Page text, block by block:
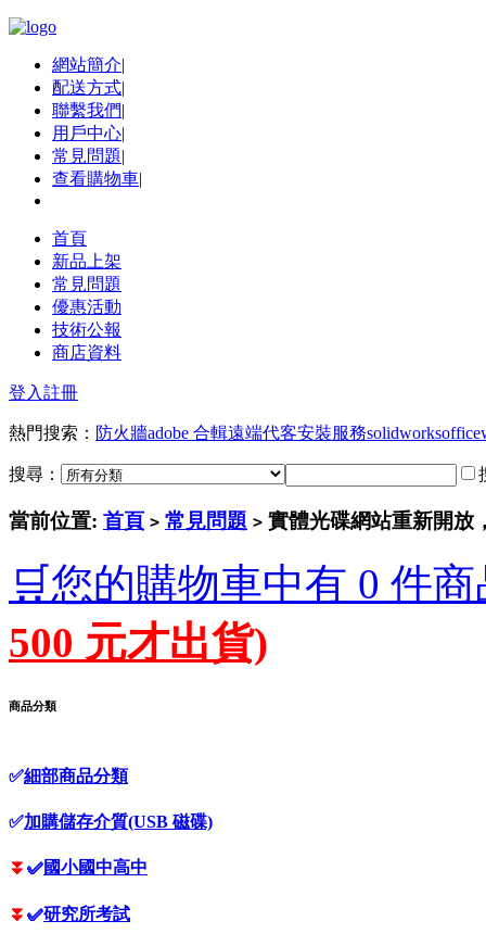
網站簡介|
配送方式|
聯繫我們|
用戶中心|
常見問題|
查看購物車|
首頁
新品上架
常見問題
優惠活動
技術公報
商店資料
登入註冊
熱門搜索： 防火牆adobe 合輯遠端代客安裝服務solidworksoffice
搜尋：
當前位置: 首頁 > 常見問題 > 實體光碟網站重新開放
🛒您的購物車中有 0 件
500 元才出貨)
商品分類
✅細部商品分類
✅加購儲存介質(USB 磁碟)
⏬ ✅國小國中高中
⏬ ✅研究所考試